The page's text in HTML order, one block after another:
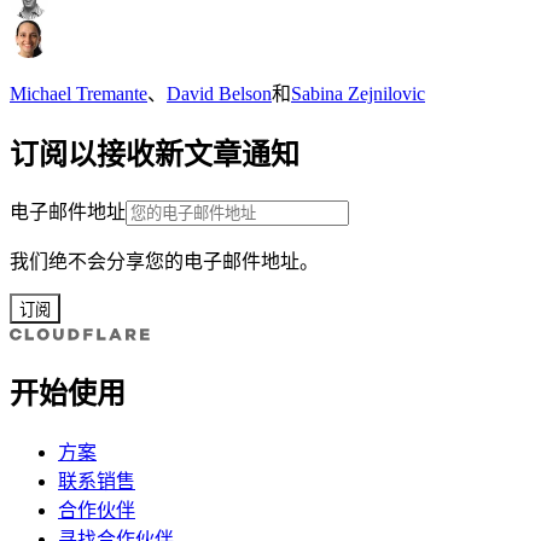
Michael Tremante、 David Belson和Sabina Zejnilovic
订阅以接收新文章通知
电子邮件地址
我们绝不会分享您的电子邮件地址。
订阅
开始使用
方案
联系销售
合作伙伴